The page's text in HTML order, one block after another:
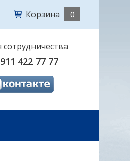
Корзина 0
сотрудничества
422 77 77